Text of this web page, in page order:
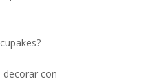
decorar con